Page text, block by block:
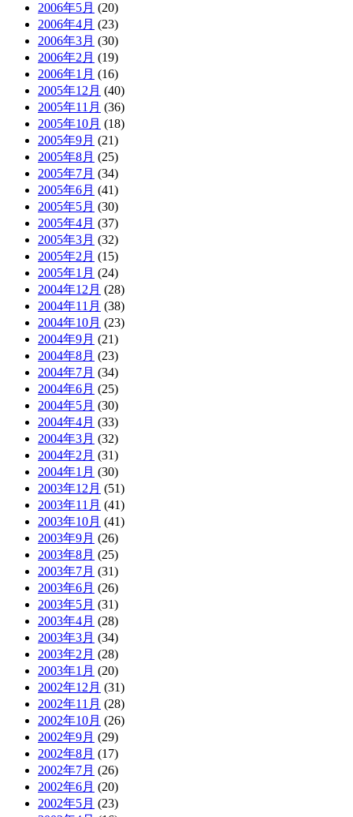
2006年5月 (20)
2006年4月 (23)
2006年3月 (30)
2006年2月 (19)
2006年1月 (16)
2005年12月 (40)
2005年11月 (36)
2005年10月 (18)
2005年9月 (21)
2005年8月 (25)
2005年7月 (34)
2005年6月 (41)
2005年5月 (30)
2005年4月 (37)
2005年3月 (32)
2005年2月 (15)
2005年1月 (24)
2004年12月 (28)
2004年11月 (38)
2004年10月 (23)
2004年9月 (21)
2004年8月 (23)
2004年7月 (34)
2004年6月 (25)
2004年5月 (30)
2004年4月 (33)
2004年3月 (32)
2004年2月 (31)
2004年1月 (30)
2003年12月 (51)
2003年11月 (41)
2003年10月 (41)
2003年9月 (26)
2003年8月 (25)
2003年7月 (31)
2003年6月 (26)
2003年5月 (31)
2003年4月 (28)
2003年3月 (34)
2003年2月 (28)
2003年1月 (20)
2002年12月 (31)
2002年11月 (28)
2002年10月 (26)
2002年9月 (29)
2002年8月 (17)
2002年7月 (26)
2002年6月 (20)
2002年5月 (23)